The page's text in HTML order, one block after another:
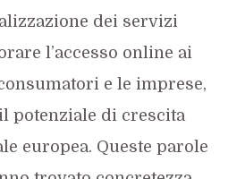
dei servizi
l’accesso online ai
e le imprese,
potenziale di crescita
europea. Queste parole